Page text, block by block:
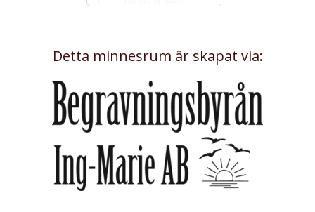
Detta minnesrum är skapat via: